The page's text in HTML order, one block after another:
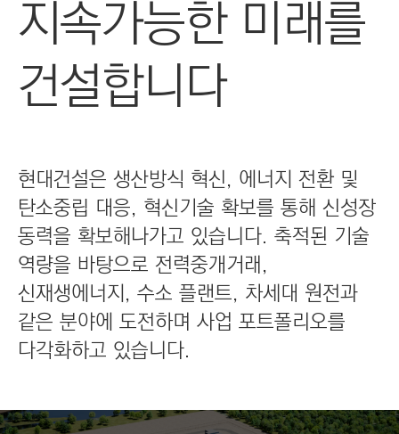
T
R
C
T
N
지속가능한 미래를
건설합니다
현대건설은 생산방식 혁신, 에너지 전환 및
탄소중립 대응, 혁신기술 확보를 통해 신성장
동력을 확보해나가고 있습니다. 축적된 기술
역량을 바탕으로 전력중개거래,
신재생에너지, 수소 플랜트, 차세대 원전과
같은 분야에 도전하며 사업 포트폴리오를
다각화하고 있습니다.